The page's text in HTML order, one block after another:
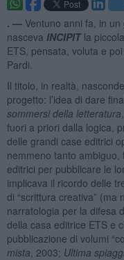
. — Ventuno anni fa, in
nasceva INCIPIT la
ETS, pensata, voluta e
Pardi.
Il titolo, in realtà,
progetto: l’idea di dare
sommersi della letteratura
fuori a priori dalla logica,
delle grandi case editrici
nemmeno tanto ambiguo,
editrici per pubblicare le
implicava il ricordo delle
di “scrittura creativa” (ma
narratologia per la difesa
della casa editrice ETS e
pubblicazione di volumi
mista , 2003; Ultima